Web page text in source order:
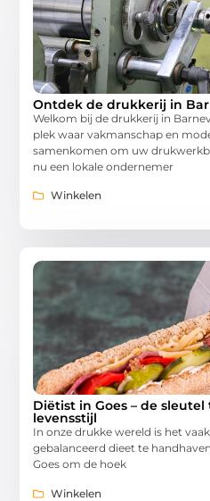
Ontdek de drukkerij in
Welkom bij de drukkerij in
plek waar vakmanschap en
samenkomen om uw
nu een lokale ondernemer
Winkelen
Diëtist in Goes – de
levensstijl
In onze drukke wereld is het
gebalanceerd dieet te
Goes om de hoek
Winkelen